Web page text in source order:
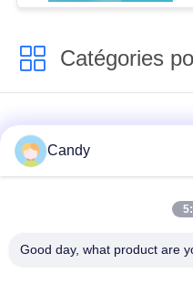
Catégories
instruments de essai
de pétrole
Équipement d'essai
Candy
Good day, what product are